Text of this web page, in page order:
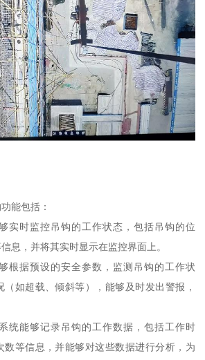
能包括：
实时监控吊钩的工作状态，包括吊钩的位
息，并将其实时显示在监控界面上。
根据预设的安全参数，监测吊钩的工作状
如超载、倾斜等），能够及时发出警报，
统能够记录吊钩的工作数据，包括工作时
数等信息，并能够对这些数据进行分析，为